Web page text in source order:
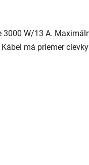
W/13 A.
má priemer